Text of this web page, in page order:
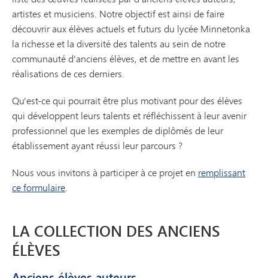
artistes et musiciens. Notre objectif est ainsi de faire
découvrir aux élèves actuels et futurs du lycée Minnetonka
la richesse et la diversité des talents au sein de notre
communauté d'anciens élèves, et de mettre en avant les
réalisations de ces derniers.
Qu'est-ce qui pourrait être plus motivant pour des élèves
qui développent leurs talents et réfléchissent à leur avenir
professionnel que les exemples de diplômés de leur
établissement ayant réussi leur parcours ?
Nous vous invitons à participer à ce projet en remplissant
ce formulaire.
LA COLLECTION DES ANCIENS
ÉLÈVES